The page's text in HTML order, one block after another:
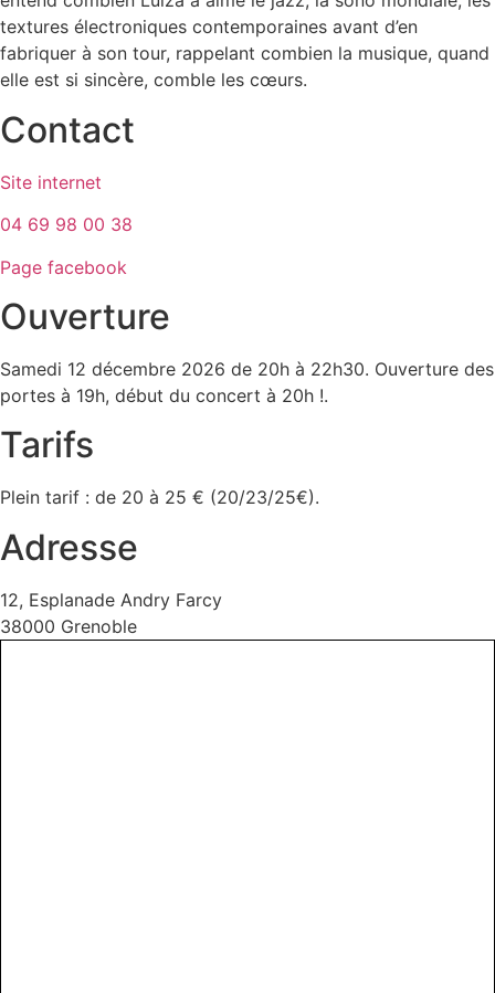
textures électroniques contemporaines avant d’en
fabriquer à son tour, rappelant combien la musique, quand
elle est si sincère, comble les cœurs.
Contact
Site internet
04 69 98 00 38
Page facebook
Ouverture
Samedi 12 décembre 2026 de 20h à 22h30. Ouverture des
portes à 19h, début du concert à 20h !.
Tarifs
Plein tarif : de 20 à 25 € (20/23/25€).
Adresse
12, Esplanade Andry Farcy
38000 Grenoble